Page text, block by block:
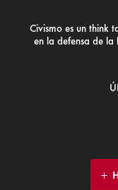
Civismo es un think
en la defensa de